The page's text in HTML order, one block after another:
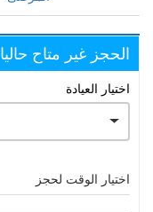
الحجز غير متاح حاليا
اختيار العيادة
اختيار الوقت لحجز